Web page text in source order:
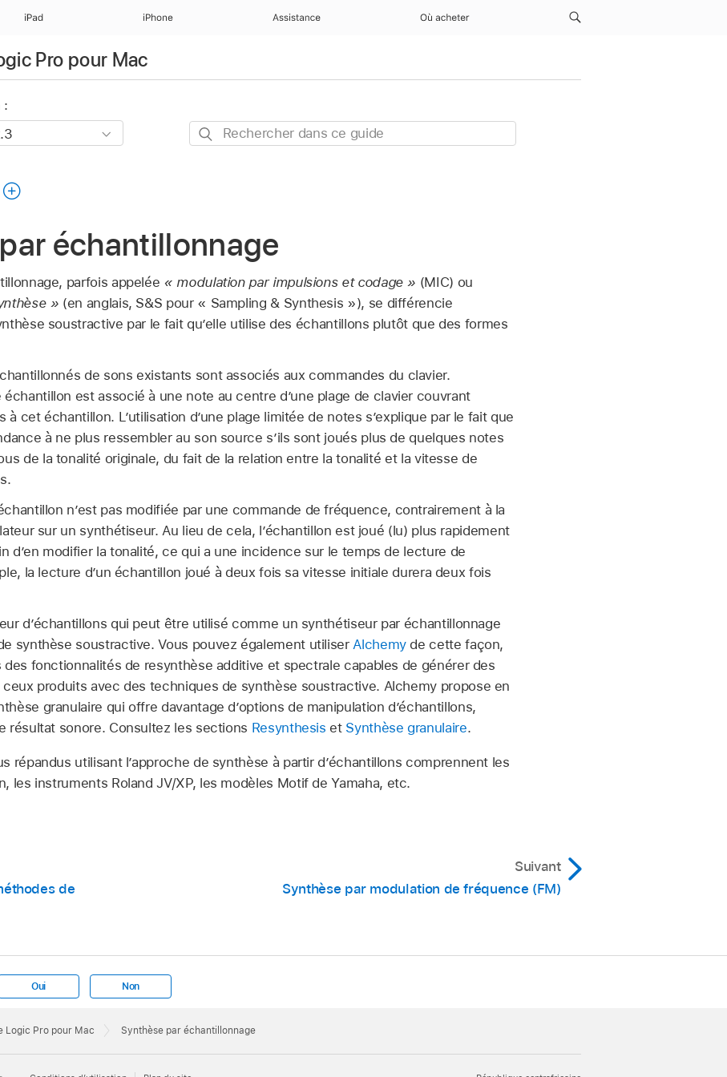
iPad iPhone Assistance Où acheter
Pro pour Mac
:
Rechercher
échantillonnage
parfois appelée « modulation par impulsions et codage » (MIC) ou
» (en anglais, S&S pour « Sampling & Synthesis »), se différencie
soustractive par le fait qu’elle utilise des échantillons plutôt que des formes
de sons existants sont associés aux commandes du clavier.
est associé à une note au centre d’une plage de clavier couvrant
à cet échantillon. L’utilisation d’une plage limitée de notes s’explique par le fait que
à ne plus ressembler au son source s’ils sont joués plus de quelques notes
de la tonalité originale, du fait de la relation entre la tonalité et la vitesse de
n’est pas modifiée par une commande de fréquence, contrairement à la
sur un synthétiseur. Au lieu de cela, l’échantillon est joué (lu) plus rapidement
d’en modifier la tonalité, ce qui a une incidence sur le temps de lecture de
la lecture d’un échantillon joué à deux fois sa vitesse initiale durera deux fois
d’échantillons qui peut être utilisé comme un synthétiseur par échantillonnage
synthèse soustractive. Vous pouvez également utiliser Alchemyde cette façon,
des fonctionnalités de resynthèse additive et spectrale capables de générer des
produits avec des techniques de synthèse soustractive. Alchemy propose en
granulaire qui offre davantage d’options de manipulation d’échantillons,
résultat sonore. Consultez les sections Resynthesis et Synthèse granulaire.
répandus utilisant l’approche de synthèse à partir d’échantillons comprennent les
les instruments Roland JV/XP, les modèles Motif de Yamaha, etc.
de
Suivant
Synthèse par modulation de fréquence (FM)
Oui Non
Logic Pro pour Mac Synthèse par échantillonnage